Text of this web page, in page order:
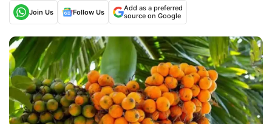
Join Us
Follow Us
Add as a preferred
source on Google